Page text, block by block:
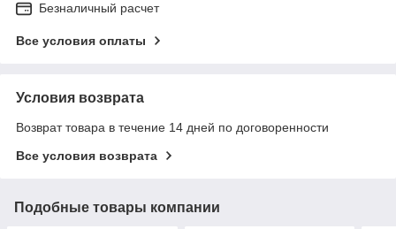
Безналичный расчет
Все условия оплаты
Условия возврата
Возврат товара в течение 14 дней по договоренности
Все условия возврата
Подобные товары компании